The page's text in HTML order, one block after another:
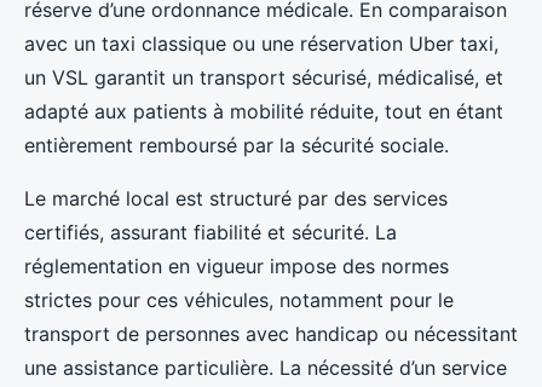
réserve d’une ordonnance médicale. En comparaison
avec un taxi classique ou une réservation Uber taxi,
un VSL garantit un transport sécurisé, médicalisé, et
adapté aux patients à mobilité réduite, tout en étant
entièrement remboursé par la sécurité sociale.
Le marché local est structuré par des services
certifiés, assurant fiabilité et sécurité. La
réglementation en vigueur impose des normes
strictes pour ces véhicules, notamment pour le
transport de personnes avec handicap ou nécessitant
une assistance particulière. La nécessité d’un service